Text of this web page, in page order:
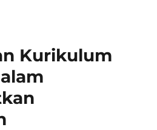
Kurikulum